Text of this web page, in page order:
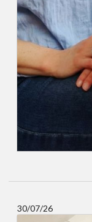
30/07/26